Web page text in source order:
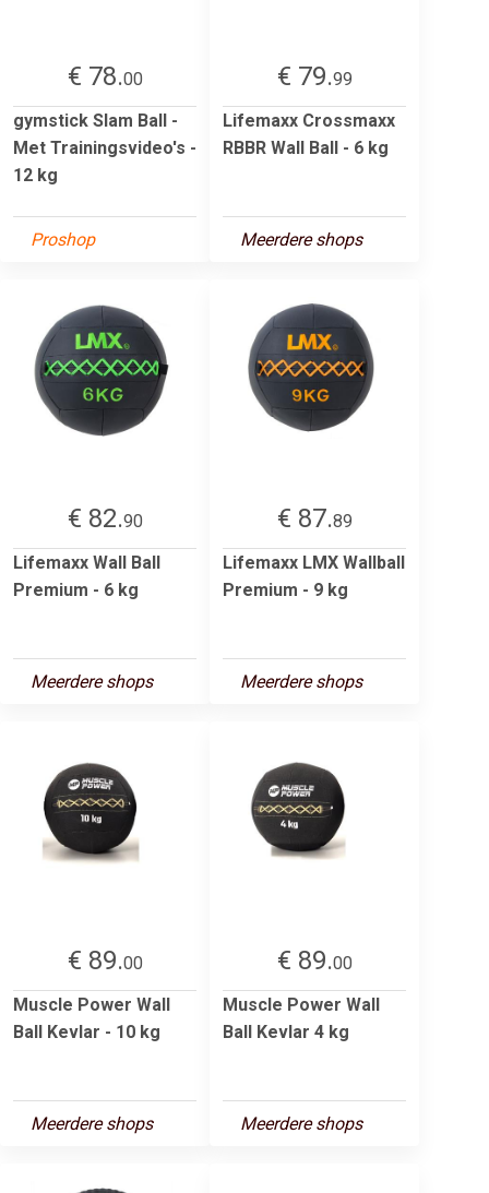
€ 78.00
gymstick Slam Ball -
Met Trainingsvideo's -
12 kg
Proshop
€ 79.99
Lifemaxx Crossmaxx
RBBR Wall Ball - 6 kg
Meerdere shops
€ 82.90
Lifemaxx Wall Ball
Premium - 6 kg
Meerdere shops
€ 87.89
Lifemaxx LMX Wallball
Premium - 9 kg
Meerdere shops
€ 89.00
Muscle Power Wall
Ball Kevlar - 10 kg
Meerdere shops
€ 89.00
Muscle Power Wall
Ball Kevlar 4 kg
Meerdere shops